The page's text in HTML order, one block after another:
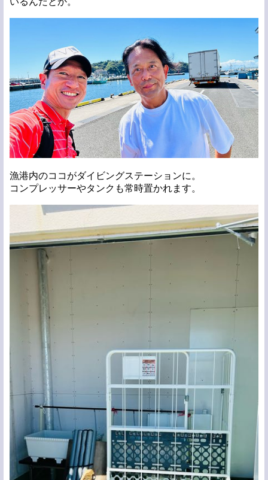
漁港内のココがダイビングステーションに。
コンプレッサーやタンクも常時置かれます。